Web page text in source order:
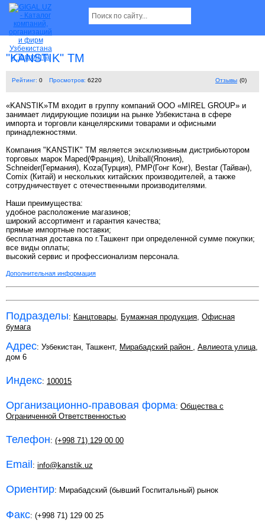
"KANSTIK" TM
Рейтинг: 0 Просмотров: 6220 Отзывы (0)
«KANSTIK»TM входит в группу компаний ООО «MIREL GROUP» и
занимает лидирующие позиции на рынке Узбекистана в сфере
импорта и торговли канцелярскими товарами и офисными
принадлежностями.
Компания "KANSTIK" TM является эксклюзивным дистрибьютором
торговых марок Maped(Франция), Uniball(Япония),
Schneider(Германия), Koza(Турция), PMP(Гонг Конг), Bestar (Тайван),
Comix (Китай) и нескольких китайских производителей, а также
сотрудничествует с отечественными производителями.
Наши преимущества:
удобное расположение магазинов;
широкий ассортимент и гарантия качества;
прямые импортные поставки;
бесплатная доставка по г.Ташкент при определенной сумме покупки;
все виды оплаты;
высокий сервис и профессионализм персонала.
Дополнительная информация
Подразделы: Канцтовары, Бумажная продукция, Офисная
бумага
Адрес: Узбекистан, Ташкент, Мирабадский район , Авлиеота улица,
дом 6
Индекс: 100015
Организационно-правовая форма: Общества с
Ограниченной Ответственностью
Телефон: (+998 71) 129 00 00
Email : info@kanstik.uz
Ориентир: Мирабадский (бывший Госпитальный) рынок
Факс: (+998 71) 129 00 25